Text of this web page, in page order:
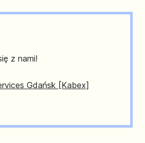
z nami!
Gdańsk [Kabex]